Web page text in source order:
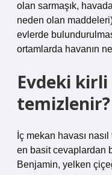
olan sarmaşık,
neden olan
evlerde
ortamlarda havanın
Evdeki kirli
temizlenir?
İç mekan havası
en basit cevaplardan
Benjamin, yelken